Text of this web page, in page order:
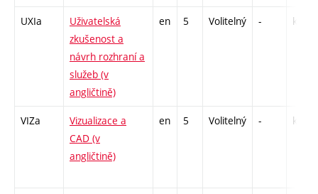
UXIa
Uživatelská
zkušenost a
návrh rozhraní a
služeb (v
angličtině)
en 5 Volitelný - kl
VIZa
Vizualizace a
CAD (v
angličtině)
en 5 Volitelný - kl